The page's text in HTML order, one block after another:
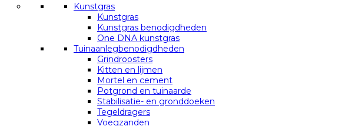
Kunstgras
Kunstgras
Kunstgras benodigdheden
One DNA kunstgras
Tuinaanlegbenodigdheden
Grindroosters
Kitten en lijmen
Mortel en cement
Potgrond en tuinaarde
Stabilisatie- en gronddoeken
Tegeldragers
Voegzanden